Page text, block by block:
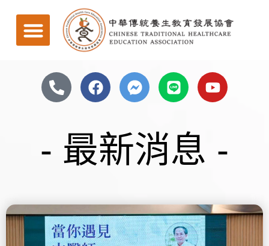
- 最新消息 -